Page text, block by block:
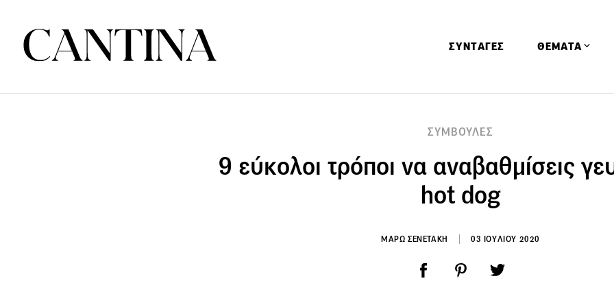
ΣΥΝΤΑΓΕΣ ΘΕΜΑΤΑ
Ειδήσεις
Έρευνες
ΣΥΜΒΟΥΛΕΣ
9 εύκολοι τρόποι να αναβαθμίσεις
hot dog
ΜΑΡΩ ΣΕΝΕΤΑΚΗ 03 ΙΟΥΛΙΟΥ 2020